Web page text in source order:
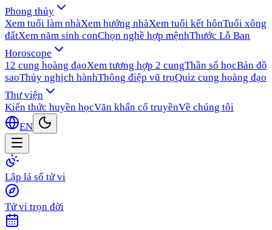
Phong thủy
Xem tuổi làm nhàXem hướng nhàXem tuổi kết hônTuổi xông
đấtXem năm sinh conChọn nghề hợp mệnhThước Lỗ Ban
Horoscope
12 cung hoàng đạoXem tương hợp 2 cungThần số họcBản đồ
saoThủy nghịch hànhThông điệp vũ trụQuiz cung hoàng đạo
Thư viện
Kiến thức huyền họcVăn khấn cổ truyềnVề chúng tôi
EN
Lập lá số tử vi
Tử vi trọn đời